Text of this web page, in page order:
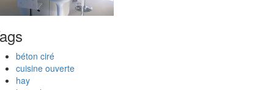
béton ciré
cuisine ouverte
hay